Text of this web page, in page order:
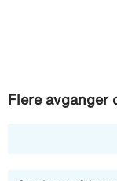
Flere avganger